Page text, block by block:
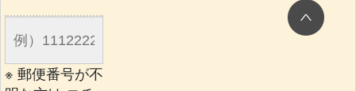
※ 郵便番号が不